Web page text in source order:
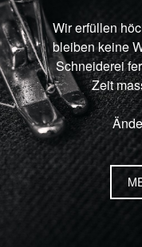
Wir erfüllen
bleiben keine
Schneiderei
Zeit